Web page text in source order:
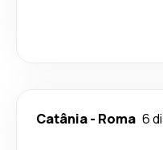
Catânia- Roma 6